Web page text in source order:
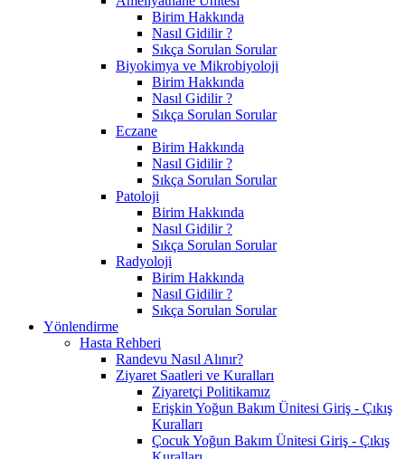
Birim Hakkında
Nasıl Gidilir ?
Sıkça Sorulan Sorular
Biyokimya ve Mikrobiyoloji
Birim Hakkında
Nasıl Gidilir ?
Sıkça Sorulan Sorular
Eczane
Birim Hakkında
Nasıl Gidilir ?
Sıkça Sorulan Sorular
Patoloji
Birim Hakkında
Nasıl Gidilir ?
Sıkça Sorulan Sorular
Radyoloji
Birim Hakkında
Nasıl Gidilir ?
Sıkça Sorulan Sorular
Yönlendirme
Hasta Rehberi
Randevu Nasıl Alınır?
Ziyaret Saatleri ve Kuralları
Ziyaretçi Politikamız
Erişkin Yoğun Bakım Ünitesi Giriş - Çıkış
Kuralları
Çocuk Yoğun Bakım Ünitesi Giriş - Çıkış